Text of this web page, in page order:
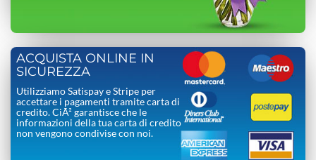
ACQUISTA ONLINE IN
SICUREZZA
Utilizziamo Satispay e Stripe per
accettare i pagamenti tramite carta di
credito. CiÃ² garantisce che le
informazioni della tua carta di credito
non vengono condivise con noi.